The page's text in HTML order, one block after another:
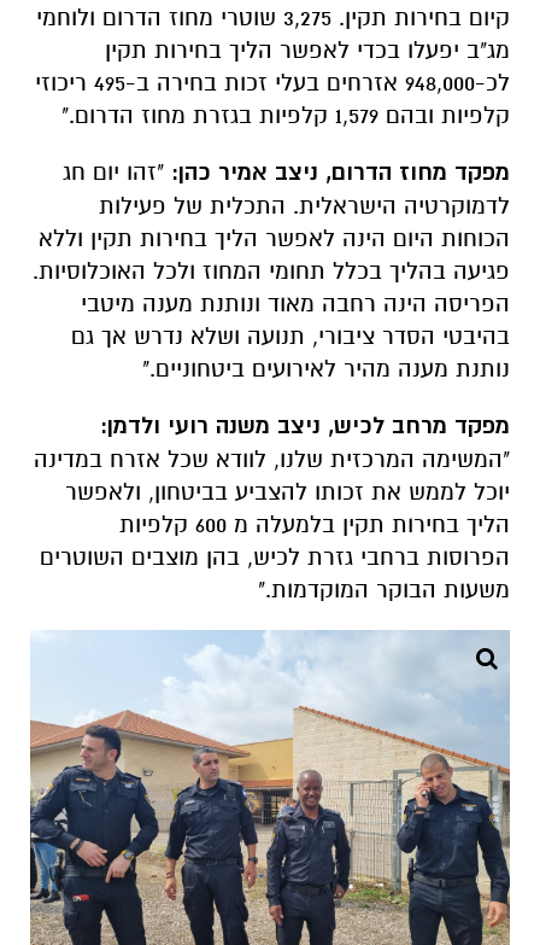
קיום בחירות תקין. 3,275 שוטרי מחוז הדרום ולוחמי
מג"ב יפעלו בכדי לאפשר הליך בחירות תקין
לכ-948,000 אזרחים בעלי זכות בחירה ב-495 ריכוזי
קלפיות ובהם 1,579 קלפיות בגזרת מחוז הדרום."
מפקד מחוז הדרום, ניצב אמיר כהן: "זהו יום חג
לדמוקרטיה הישראלית. התכלית של פעילות
הכוחות היום הינה לאפשר הליך בחירות תקין וללא
פגיעה בהליך בכלל תחומי המחוז ולכל האוכלוסיות.
הפריסה הינה רחבה מאוד ונותנת מענה מיטבי
בהיבטי הסדר ציבורי, תנועה ושלא נדרש אך גם
נותנת מענה מהיר לאירועים ביטחוניים."
מפקד מרחב לכיש, ניצב משנה רועי ולדמן:
"המשימה המרכזית שלנו, לוודא שכל אזרח במדינה
יוכל לממש את זכותו להצביע בביטחון, ולאפשר
הליך בחירות תקין בלמעלה מ 600 קלפיות
הפרוסות ברחבי גזרת לכיש, בהן מוצבים השוטרים
משעות הבוקר המוקדמות."